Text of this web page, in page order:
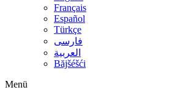
Français
Español
Türkçe
فارسی
العربية
Băjšéšći
Menü